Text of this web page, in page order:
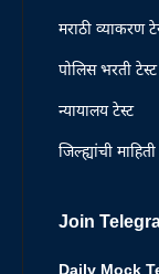
मराठी व्याकरण
पोलिस भरती टेस्ट
न्यायालय टेस्ट
जिल्ह्यांची माहिती
Join